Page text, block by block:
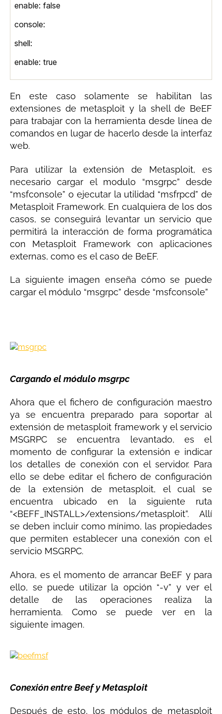
enable: false
console:
shell:
enable: true
En este caso solamente se habilitan las
extensiones de metasploit y la shell de BeEF
para trabajar con la herramienta desde línea de
comandos en lugar de hacerlo desde la interfaz
web.
Para utilizar la extensión de Metasploit, es
necesario cargar el modulo “msgrpc” desde
“msfconsole” o ejecutar la utilidad “msfrpcd” de
Metasploit Framework. En cualquiera de los dos
casos, se conseguirá levantar un servicio que
permitirá la interacción de forma programática
con Metasploit Framework con aplicaciones
externas, como es el caso de BeEF.
La siguiente imagen enseña cómo se puede
cargar el módulo “msgrpc” desde “msfconsole”
Cargando el módulo msgrpc
Ahora que el fichero de configuración maestro
ya se encuentra preparado para soportar al
extensión de metasploit framework y el servicio
MSGRPC se encuentra levantado, es el
momento de configurar la extensión e indicar
los detalles de conexión con el servidor. Para
ello se debe editar el fichero de configuración
de la extensión de metasploit, el cual se
encuentra ubicado en la siguiente ruta
“<BEFF_INSTALL>/extensions/metasploit”. Allí
se deben incluir como mínimo, las propiedades
que permiten establecer una conexión con el
servicio MSGRPC.
Ahora, es el momento de arrancar BeEF y para
ello, se puede utilizar la opción “-v” y ver el
detalle de las operaciones realiza la
herramienta. Como se puede ver en la
siguiente imagen.
Conexión entre Beef y Metasploit
Después de esto, los módulos de metasploit